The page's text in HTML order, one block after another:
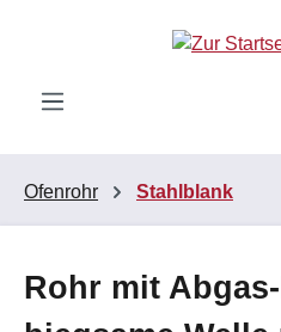
Zum Hauptinhalt springen
Ofenrohr Stahlblank
Rohr mit